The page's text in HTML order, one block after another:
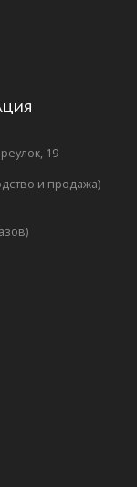
19
и продажа)